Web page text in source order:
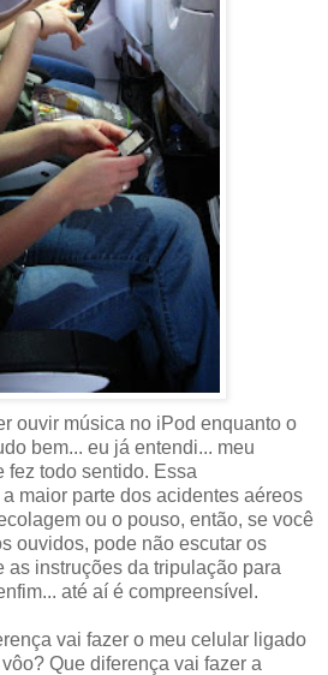
ouvir música no iPod enquanto o
bem... eu já entendi... meu
fez todo sentido. Essa
maior parte dos acidentes aéreos
ou o pouso, então, se você
ouvidos, pode não escutar os
as instruções da tripulação para
até aí é compreensível.
vai fazer o meu celular ligado
Que diferença vai fazer a